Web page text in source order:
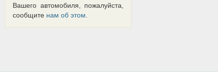
Вашего автомобиля, пожалуйста,
сообщите нам об этом